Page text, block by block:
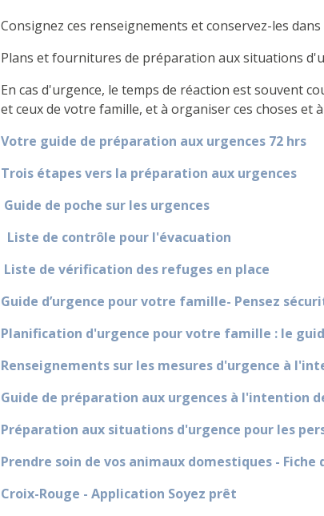
Consignez ces renseignements et conservez-les
Plans et fournitures de préparation aux situations
En cas d'urgence, le temps de réaction est souvent
et ceux de votre famille, et à organiser ces choses et
Votre guide de préparation aux urgences 72 hrs
Trois étapes vers la préparation aux urgences
Guide de poche sur les urgences
Liste de contrôle pour l'évacuation
Liste de vérification des refuges en place
Guide d’urgence pour votre famille- Pensez
Planification d'urgence pour votre famille : le
Renseignements sur les mesures d'urgence à
Guide de préparation aux urgences à l'intention
Préparation aux situations d'urgence pour les
Prendre soin de vos animaux domestiques -
Croix-Rouge - Application Soyez prêt